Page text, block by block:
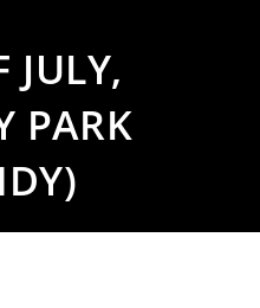
JULY,
PARK